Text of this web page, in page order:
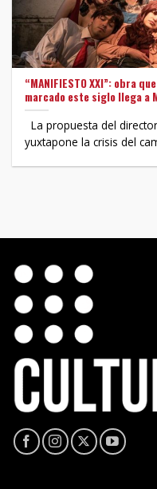
“MANIFIESTO XXI”: obra
marcado este siglo llega a
La propuesta del
yuxtapone la crisis del